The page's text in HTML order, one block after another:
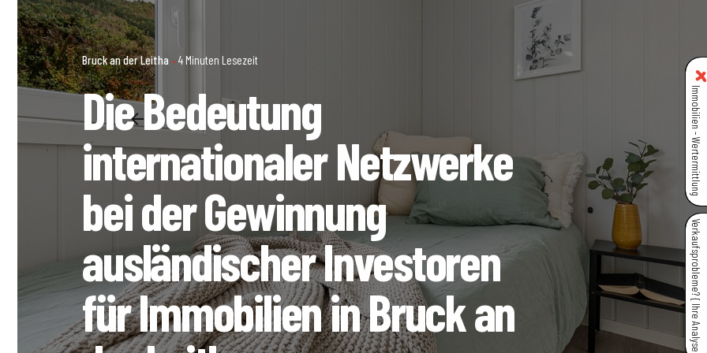
Bruck an der Leitha 4 Minuten Lesezeit
Die Bedeutung
internationaler Netzwerke
bei der Gewinnung
ausländischer Investoren
für Immobilien in Bruck an
Immobilien - Wertermittlung
Verkaufsprobleme? { Ihre Analyse }